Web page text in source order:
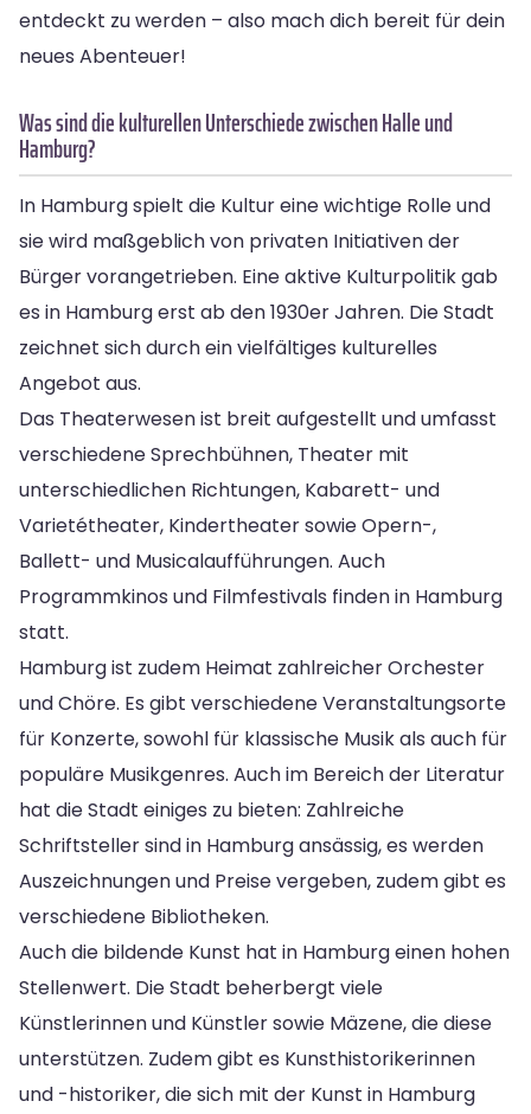
entdeckt zu werden – also mach dich bereit für dein
neues Abenteuer!
Was sind die kulturellen Unterschiede zwischen Halle und
Hamburg?
In Hamburg spielt die Kultur eine wichtige Rolle und
sie wird maßgeblich von privaten Initiativen der
Bürger vorangetrieben. Eine aktive Kulturpolitik gab
es in Hamburg erst ab den 1930er Jahren. Die Stadt
zeichnet sich durch ein vielfältiges kulturelles
Angebot aus.
Das Theaterwesen ist breit aufgestellt und umfasst
verschiedene Sprechbühnen, Theater mit
unterschiedlichen Richtungen, Kabarett- und
Varietétheater, Kindertheater sowie Opern-,
Ballett- und Musicalaufführungen. Auch
Programmkinos und Filmfestivals finden in Hamburg
statt.
Hamburg ist zudem Heimat zahlreicher Orchester
und Chöre. Es gibt verschiedene Veranstaltungsorte
für Konzerte, sowohl für klassische Musik als auch für
populäre Musikgenres. Auch im Bereich der Literatur
hat die Stadt einiges zu bieten: Zahlreiche
Schriftsteller sind in Hamburg ansässig, es werden
Auszeichnungen und Preise vergeben, zudem gibt es
verschiedene Bibliotheken.
Auch die bildende Kunst hat in Hamburg einen hohen
Stellenwert. Die Stadt beherbergt viele
Künstlerinnen und Künstler sowie Mäzene, die diese
unterstützen. Zudem gibt es Kunsthistorikerinnen
und -historiker, die sich mit der Kunst in Hamburg